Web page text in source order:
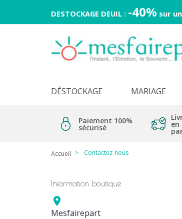
DESTOCKAGE DEUIL : -40% sur
DÉSTOCKAGE MARIAGE
Paiement 100%
sécurisé en
Accueil Contactez-nous
Information boutique

Mesfairepart